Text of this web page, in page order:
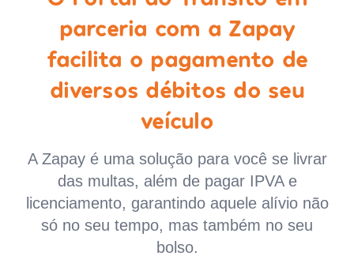
parceria com a Zapay
facilita o pagamento de
diversos débitos do seu
veículo
A Zapay é uma solução para você se livrar
das multas, além de pagar IPVA e
licenciamento, garantindo aquele alívio não
só no seu tempo, mas também no seu
bolso.